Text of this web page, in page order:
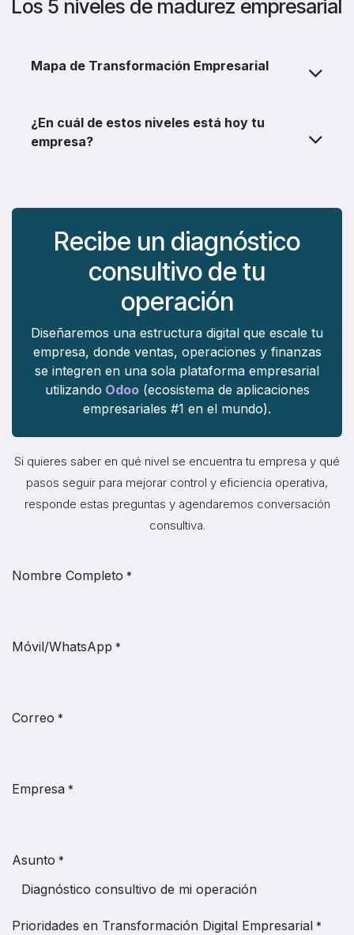
Los 5 niveles de madurez empresarial
Mapa de Transformación Empresarial
¿En cuál de estos niveles está hoy tu
empresa?
Recibe un diagnóstico
consultivo de tu
operación
Diseñaremos una estructura digital que escale tu
empresa, donde ventas, operaciones y finanzas
se integren en una sola plataforma empresarial
utilizando Odoo (ecosistema de aplicaciones
empresariales #1 en el mundo).
Si quieres saber en qué nivel se encuentra tu empresa y qué
pasos seguir para mejorar control y eficiencia operativa,
responde estas preguntas y agendaremos conversación
consultiva.
Nombre Completo *
Móvil/WhatsApp *
Correo *
Empresa *
Asunto *
Prioridades en Transformación Digital Empresarial *